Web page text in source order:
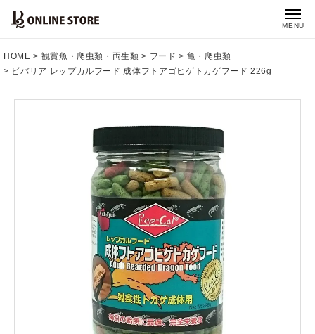
MENU
HOME 観賞魚・爬虫類・両生類 フード
亀・爬虫類
ビバリア レップカルフード 成体フトアゴヒゲトカゲフード 226g